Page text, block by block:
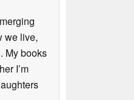
we live,
My books
I’m